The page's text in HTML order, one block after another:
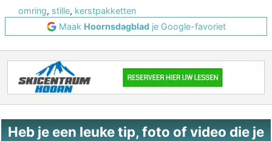
omring, stille, kerstpakketten
Maak Hoornsdagbladje Google-favoriet
Heb je een leuke tip, foto of video die je